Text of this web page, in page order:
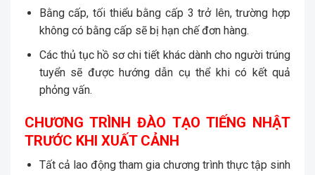
Bằng cấp, tối thiểu bằng cấp 3 trở lên, trường hợp
không có bằng cấp sẽ bị hạn chế đơn hàng.
Các thủ tục hồ sơ chi tiết khác dành cho người trúng
tuyển sẽ được hướng dẫn cụ thể khi có kết quả
phỏng vấn.
CHƯƠNG TRÌNH ĐÀO TẠO TIẾNG NHẬT
TRƯỚC KHI XUẤT CẢNH
Tất cả lao động tham gia chương trình thực tập sinh